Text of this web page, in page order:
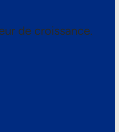
de croissance.